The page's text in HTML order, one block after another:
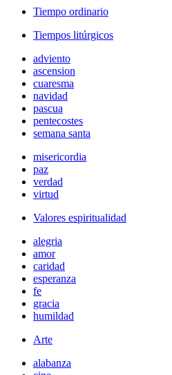
Tiempo ordinario
Tiempos litúrgicos
adviento
ascension
cuaresma
navidad
pascua
pentecostes
semana santa
misericordia
paz
verdad
virtud
Valores espiritualidad
alegria
amor
caridad
esperanza
fe
gracia
humildad
Arte
alabanza